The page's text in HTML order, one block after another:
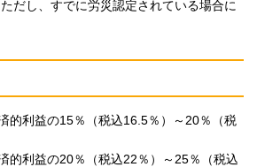
だし、すでに労災認定されている場合に
的利益の15％（税込16.5％）～20％（税
的利益の20％（税込22％）～25％（税込